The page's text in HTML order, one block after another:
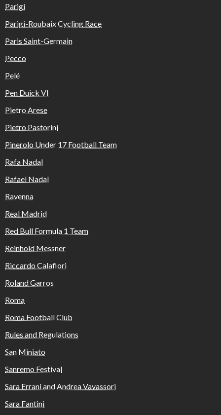
Parigi
Parigi-Roubaix Cycling Race
Paris Saint-Germain
Pecco
Pelé
Pen Duick VI
Pietro Arese
Pietro Pastorini
Pinerolo Under 17 Football Team
Rafa Nadal
Rafael Nadal
Ravenna
Real Madrid
Red Bull Formula 1 Team
Reinhold Messner
Riccardo Calafiori
Roland Garros
Roma
Roma Football Club
Rules and Regulations
San Miniato
Sanremo Festival
Sara Errani and Andrea Vavassori
Sara Fantini